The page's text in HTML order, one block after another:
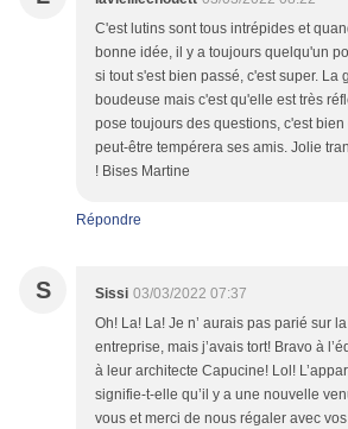
C'est lutins sont tous intrépides et
bonne idée, il y a toujours quelqu'un
si tout s'est bien passé, c'est super. La
boudeuse mais c'est qu'elle est très
pose toujours des questions, c'est
peut-être tempérera ses amis. Jolie
! Bises Martine
Répondre
S Sissi 03/03/2022 07:37
Oh! La! La! Je n’ aurais pas parié sur
entreprise, mais j’avais tort! Bravo à
à leur architecte Capucine! Lol!
signifie-t-elle qu’il y a une nouvelle
vous et merci de nous régaler avec